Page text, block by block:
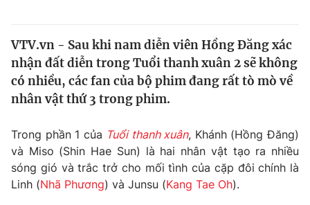
Tin tức
Thế giới đó đây
Câu chuyện quốc tế
Kinh tế
Tài chính
Góc doanh nghiệp
Dữ liệu và đời sống
Truyền hình
Phim VTV
Giải trí
VTV.vn - Sau khi nam diễn viên Hồng Đăng xác
nhận đất diễn trong Tuổi thanh xuân 2 sẽ không
có nhiều, các fan của bộ phim đang rất tò mò về
nhân vật thứ 3 trong phim.
Trong phần 1 của Tuổi thanh xuân, Khánh (Hồng Đăng)
và Miso (Shin Hae Sun) là hai nhân vật tạo ra nhiều
sóng gió và trắc trở cho mối tình của cặp đôi chính là
Linh (Nhã Phương) và Junsu (Kang Tae Oh).